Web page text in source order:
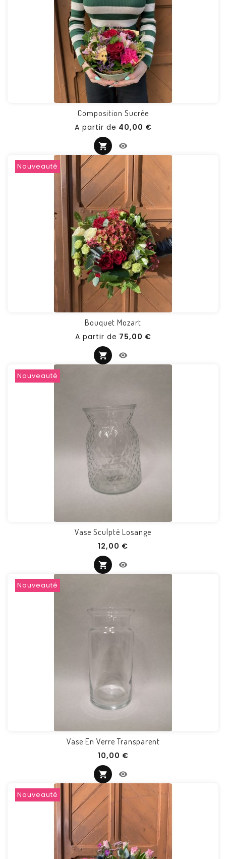
Composition Sucrée
A partir de 40,00 €Prix
Nouveauté
Bouquet Mozart
A partir de 75,00 €Prix
Nouveauté
Vase Sculpté Losange
12,00 €
Nouveauté
Vase En Verre Transparent
10,00 €Prix
Nouveauté